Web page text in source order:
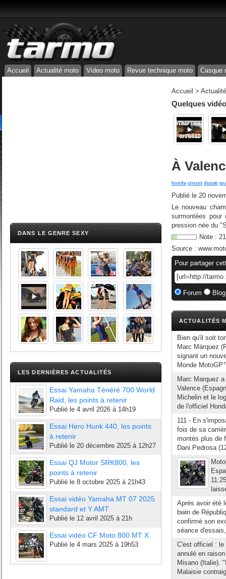
Accueil Actualité moto Video moto Revue technique moto Casque
DANS LE GENRE SEXY
LES DERNIÈRES ACTUALITÉS
Essai Yamaha Ténéré 700 World
Raid, les points à retenir
Publié le 4 avril 2026 à 14h19
Essai Hero Hunk 440, les points
à retenir
Publié le 20 décembre 2025 à 12h27
Essai QJ Motor SRK800, les
points à retenir
Publié le 8 octobre 2025 à 21h43
Essai vidéo Yamaha MT 07 2025
standard et Y AMT
Publié le 12 avril 2025 à 21h
Essai vidéo CF Moto 800 MT X
Publié le 4 mars 2025 à 19h53
Accueil >
Quelques
À
honda circuit ducati
Publié le 20
Le nouveau
surmontées
pression née du
Note : 21
Source :
Pour partager
Forum
ACTUALITÉS
Bien qu'il soit
Marc Márquez
signant un
Monde
Marc Marquez
Valence
Michelin et le
de l'officiel
111 - En
fois de sa
montés plus de
Dani Pedrosa
Après avoir été
bwin de
confirmé son
séance
C'est officiel : le
annulé en
Misano (Italie).
Malaisie